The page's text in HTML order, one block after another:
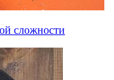
сложности